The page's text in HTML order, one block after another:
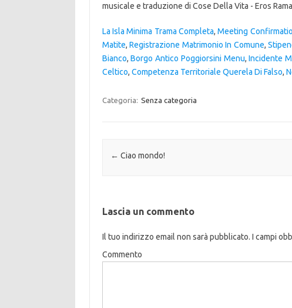
musicale e traduzione di Cose Della Vita - Eros
La Isla Minima Trama Completa,Meeting
Matite,Registrazione Matrimonio In Comune,
Bianco,Borgo Antico Poggiorsini Menu,Incidente
Celtico, Competenza Territoriale Querela Di Falso,
Categoria: Senza categoria
Navigazione articolo
← Ciao mondo!
Lascia un commento
Il tuo indirizzo email non sarà pubblicato. I campi
Commento